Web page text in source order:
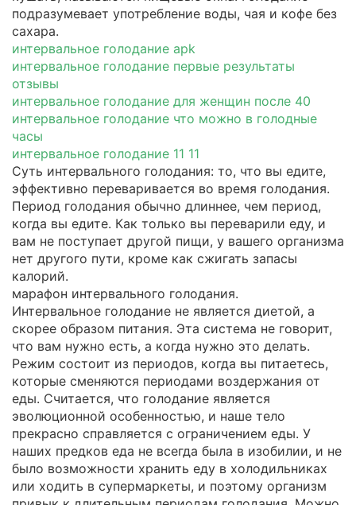
подразумевает употребление воды, чая и кофе без
сахара.
интервальное голодание apk
интервальное голодание первые результаты
отзывы
интервальное голодание для женщин после 40
интервальное голодание что можно в голодные
часы
интервальное голодание 11 11
Суть интервального голодания: то, что вы едите,
эффективно переваривается во время голодания.
Период голодания обычно длиннее, чем период,
когда вы едите. Как только вы переварили еду, и
вам не поступает другой пищи, у вашего организма
нет другого пути, кроме как сжигать запасы
калорий.
марафон интервального голодания.
Интервальное голодание не является диетой, а
скорее образом питания. Эта система не говорит,
что вам нужно есть, а когда нужно это делать.
Режим состоит из периодов, когда вы питаетесь,
которые сменяются периодами воздержания от
еды. Считается, что голодание является
эволюционной особенностью, и наше тело
прекрасно справляется с ограничением еды. У
наших предков еда не всегда была в изобилии, и не
было возможности хранить еду в холодильниках
или ходить в супермаркеты, и поэтому организм